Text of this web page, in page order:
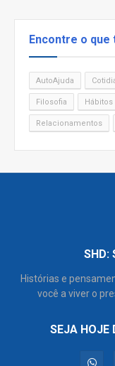
Encontre o que
AutoAjuda
Filosofia Hábitos
Relacionamentos
SHD:
Histórias e
você a viver o
SEJA HOJE